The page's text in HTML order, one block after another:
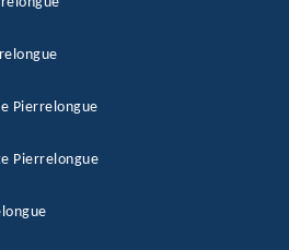
Pierrelongue
Pierrelongue